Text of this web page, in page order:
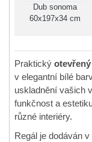
Dub sonoma
60x197x34 cm
Praktický
v elegantní bílé
uskladnění vašich
funkčnost a
různé interiéry.
Regál je dodáván